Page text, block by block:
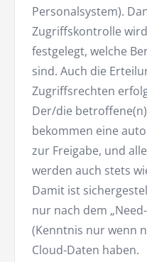
Personalsystem).
Zugriffskontrolle
festgelegt, welche
sind. Auch die
Zugriffsrechten
Der/die
bekommen eine
zur Freigabe, und
werden auch stets
Damit ist
nur nach dem
(Kenntnis nur wenn
Cloud-Daten haben.